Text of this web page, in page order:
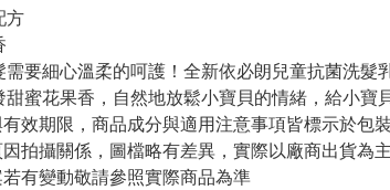
方
需要細心溫柔的呵護！全新依必朗兒童抗菌洗
蜜花果香，自然地放鬆小寶貝的情緒，給小寶
效期限，商品成分與適用注意事項皆標示於包
拍攝關係，圖檔略有差異，實際以廠商出貨為主
有變動敬請參照實際商品為準